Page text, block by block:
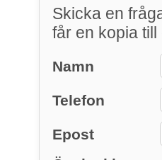
Skicka en
får en kopia till
Namn
Telefon
Epost